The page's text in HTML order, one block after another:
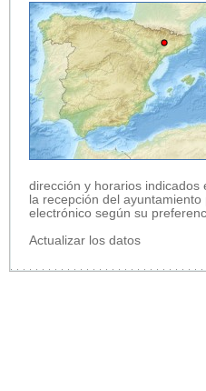
dirección y horarios indicados
la recepción del
electrónico según su
Actualizar los datos